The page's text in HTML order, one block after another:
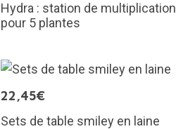
Hydra : station de multiplication
pour 5 plantes
22,45€
Sets de table smiley en laine